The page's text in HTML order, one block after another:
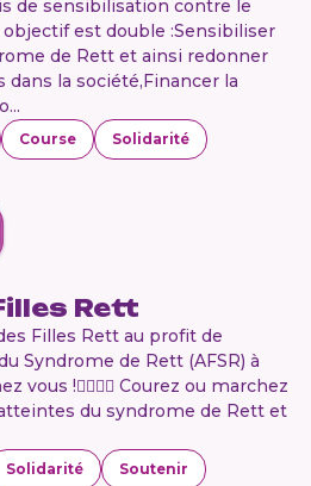
de sensibilisation contre le
est double :Sensibiliser
de Rett et ainsi redonner
la société,Financer la
Course Solidarité
Rett
Filles Rett au profit de
Syndrome de Rett (AFSR) à
vous !🏃‍♀️🏃‍♂️ Courez ou marchez
du syndrome de Rett et
Solidarité Soutenir